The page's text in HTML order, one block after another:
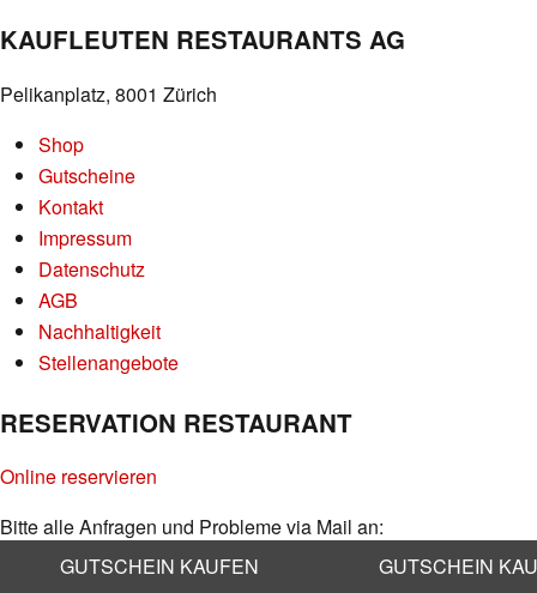
KAUFLEUTEN RESTAURANTS AG
Pelikanplatz, 8001 Zürich
Shop
Gutscheine
Kontakt
Impressum
Datenschutz
AGB
Nachhaltigkeit
Stellenangebote
RESERVATION RESTAURANT
Online reservieren
Bitte alle Anfragen und Probleme via Mail an:
info@kaufleuten.ch
GUTSCHEIN KAUFEN GUTSCHEIN